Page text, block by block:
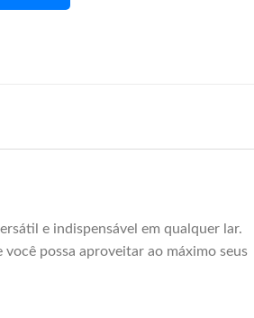
e indispensável em qualquer lar.
possa aproveitar ao máximo seus